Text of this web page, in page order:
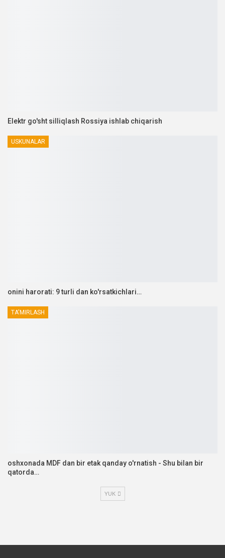
Elektr go'sht silliqlash Rossiya ishlab chiqarish
USKUNALAR
onini harorati: 9 turli dan ko'rsatkichlari…
TA'MIRLASH
oshxonada MDF dan bir etak qanday o'rnatish - Shu bilan bir
qatorda…
YUK